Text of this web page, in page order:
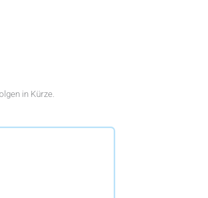
in Kürze.